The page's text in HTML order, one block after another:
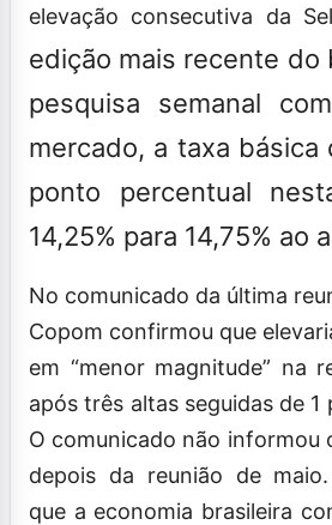
elevação consecutiva da
edição mais recente do
pesquisa semanal
mercado, a taxa básica
ponto percentual
14,25% para 14,75% ao
No comunicado da última
Copom confirmou que
em “menor magnitude” na
após três altas seguidas de
O comunicado não informou
depois da reunião de
que a economia brasileira